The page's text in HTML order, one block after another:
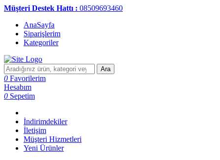
Müşteri Destek Hattı : 08509693460
AnaSayfa
Siparişlerim
Kategoriler
Ara
0 Favorilerim
Hesabım
0 Sepetim
İndirimdekiler
İletişim
Müşteri Hizmetleri
Yeni Ürünler